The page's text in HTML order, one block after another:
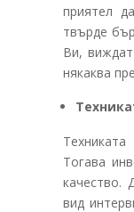
приятел
твърде
Ви,
някаква
Тогава
качество.
вид